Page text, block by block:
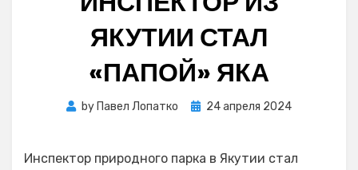
ЯКУТИИ СТАЛ
«ПАПОЙ» ЯКА
by Павел Лопатко
Posted
24 апреля 2024
Инспектор природного парка в Якутии стал